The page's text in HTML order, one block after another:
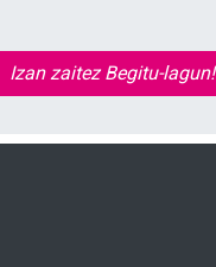
Izan zaitez Begitu-lagun!